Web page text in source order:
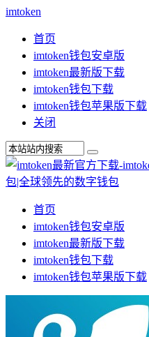
imtoken
首页
imtoken钱包安卓版
imtoken最新版下载
imtoken钱包下载
imtoken钱包苹果版下载
关闭
首页
imtoken钱包安卓版
imtoken最新版下载
imtoken钱包下载
imtoken钱包苹果版下载